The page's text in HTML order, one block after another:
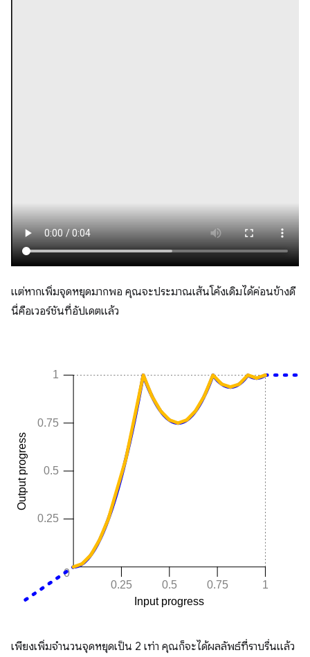
แต่หากเพิ่มจุดหยุดมากพอ คุณจะประมาณเส้นโค้งเดิมได้ค่อนข้างดี
นี่คือเวอร์ชันที่อัปเดตแล้ว
เพียงเพิ่มจำนวนจุดหยุดเป็น 2 เท่า คุณก็จะได้ผลลัพธ์ที่ราบรื่นแล้ว